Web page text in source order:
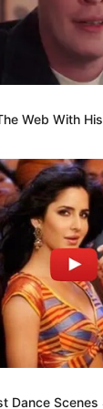
Escobar
Web With
Dance Scenes